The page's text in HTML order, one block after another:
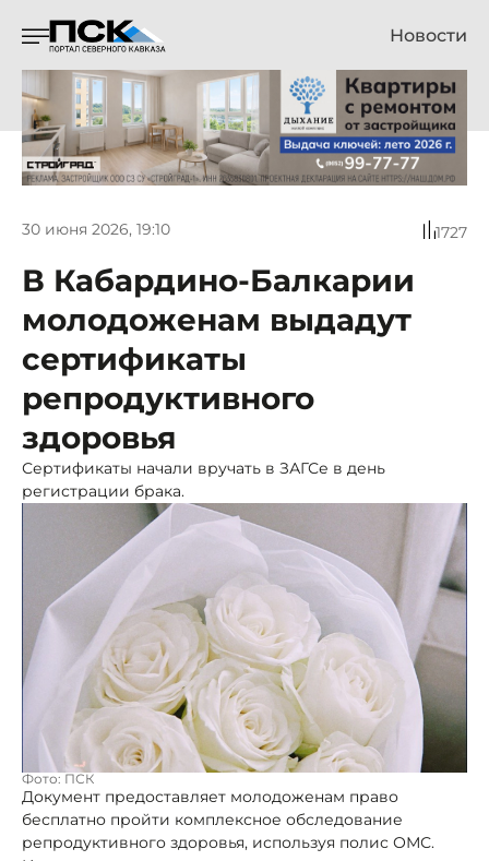
Новости
30 июня 2026, 19:10 1727
В Кабардино-Балкарии
молодоженам выдадут
сертификаты
репродуктивного
здоровья
Сертификаты начали вручать в ЗАГСе в день
регистрации брака.
Фото: ПСК
Документ предоставляет молодоженам право
бесплатно пройти комплексное обследование
репродуктивного здоровья, используя полис ОМС.